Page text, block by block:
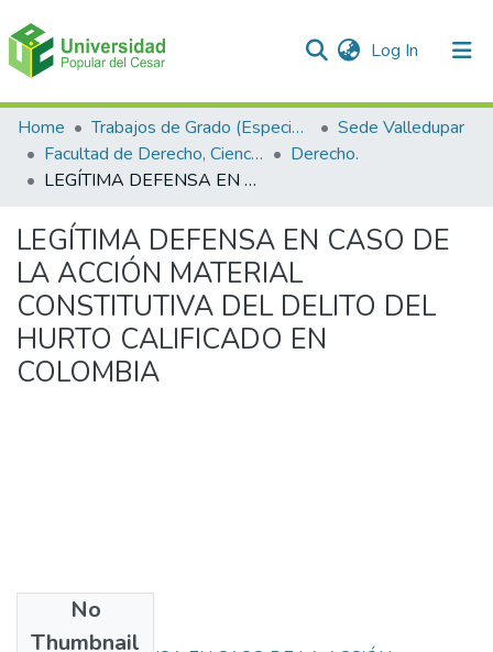
Log In (current)
Communities & Collections
All of DSpace
Home Trabajos de Grado (Especializaciones y Pregrados)
Sede Valledupar
Facultad de Derecho, Ciencias Políticas y Sociales.
Derecho.
LEGÍTIMA DEFENSA EN CASO DE LA ACCIÓN MATERIAL CONSTITUTIVA DEL DELITO DEL HURTO CALIFICADO EN COLOMBIA
LEGÍTIMA DEFENSA EN CASO DE
LA ACCIÓN MATERIAL
CONSTITUTIVA DEL DELITO DEL
HURTO CALIFICADO EN
COLOMBIA
No
Thumbnail